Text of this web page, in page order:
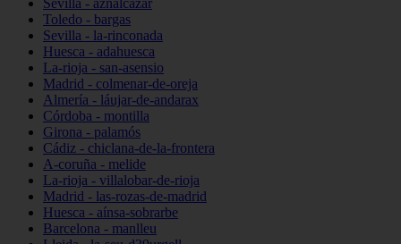
Sevilla - aznalcázar
Toledo - bargas
Sevilla - la-rinconada
Huesca - adahuesca
La-rioja - san-asensio
Madrid - colmenar-de-oreja
Almería - láujar-de-andarax
Córdoba - montilla
Girona - palamós
Cádiz - chiclana-de-la-frontera
A-coruña - melide
La-rioja - villalobar-de-rioja
Madrid - las-rozas-de-madrid
Huesca - aínsa-sobrarbe
Barcelona - manlleu